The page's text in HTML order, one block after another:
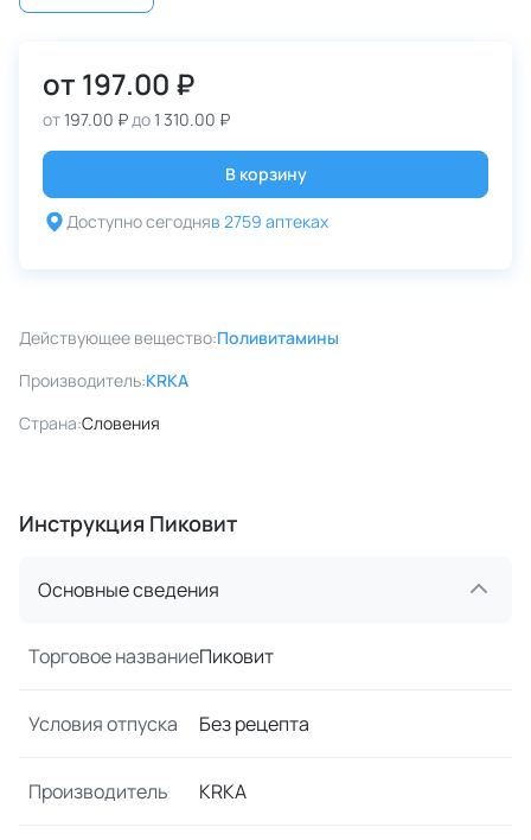
от 197.00 ₽
от197.00 ₽до1 310.00 ₽
В корзину
Доступно сегодняв 2759 аптеках
Действующее вещество:Поливитамины
Производитель:KRKA
Страна:Словения
Инструкция Пиковит
Основные сведения
Торговое названиеПиковит
Условия отпуска Без рецепта
Производитель KRKA